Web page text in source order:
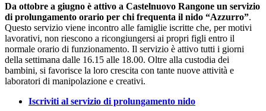
Da ottobre a giugno è attivo a Castelnuovo Rangone un servizio
di prolungamento orario per chi frequenta il nido “Azzurro”.
Questo servizio viene incontro alle famiglie iscritte che, per motivi
lavorativi, non riescono a ricongiungersi ai propri figli entro il
normale orario di funzionamento. Il servizio è attivo tutti i giorni
della settimana dalle 16.15 alle 18.00. Oltre alla custodia dei
bambini, si favorisce la loro crescita con tante nuove attività e
laboratori di manipolazione e creativi.
Iscriviti al servizio di prolungamento nido